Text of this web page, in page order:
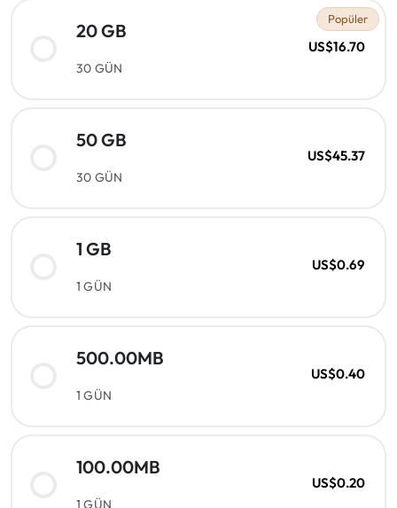
Popüler
20 GB
30 GÜN
US$16.70
50 GB
30 GÜN
US$45.37
1 GB
1 GÜN
US$0.69
500.00MB
1 GÜN
US$0.40
100.00MB
1 GÜN
US$0.20